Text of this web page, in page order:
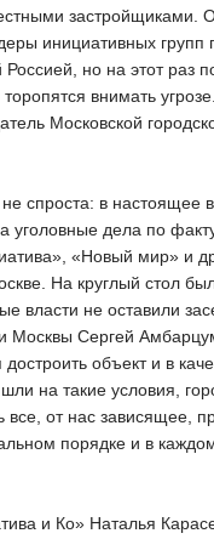
застройщиками.
инициативных групп
но на этот раз
внимать
Московской
спроста: в настоящее
уголовные дела по
«Новый мир» и
На круглый стол
власти не оставили
Москвы Сергей
объект и в
на такие условия,
от нас зависящее,
порядке и в
и Ко» Наталья